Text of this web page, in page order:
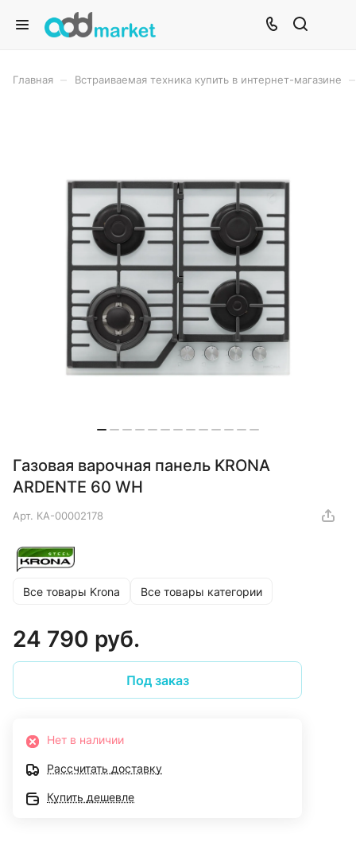
Главная Встраиваемая техника купить в интернет-магазине
Газовая варочная панель KRONA
ARDENTE 60 WH
Арт. КА-00002178
Все товары Krona Все товары категории
24 790 руб.
Под заказ
Нет в наличии
Рассчитать доставку
Купить дешевле